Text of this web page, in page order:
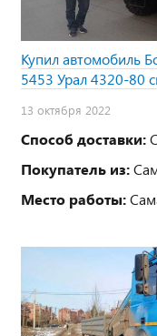
Купил автомобиль
5453 Урал 4320-80
13 октября 2022
Способ доставки:
Покупатель из:
Место работы: